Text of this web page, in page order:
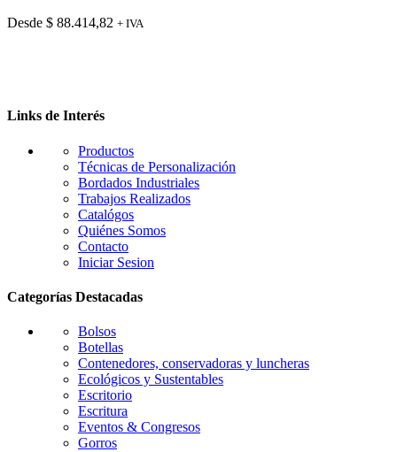
variantes.
de
producto
Desde $ 88.414,82 + IVA
Links de Interés
Productos
Técnicas de Personalización
Bordados Industriales
Trabajos Realizados
Catalógos
Quiénes Somos
Contacto
Iniciar Sesion
Categorías Destacadas
Bolsos
Botellas
Contenedores, conservadoras y luncheras
Ecológicos y Sustentables
Escritorio
Escritura
Eventos & Congresos
Gorros